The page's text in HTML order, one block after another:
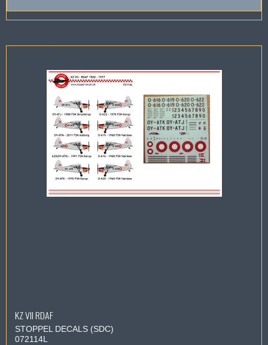
KZ VII RDAF
STOPPEL DECALS (SDC)
072114L